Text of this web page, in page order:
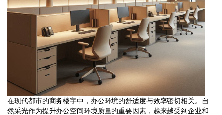
在现代都市的商务楼宇中，办公环境的舒适度与效率密切相关。自
然采光作为提升办公空间环境质量的重要因素，越来越受到企业和